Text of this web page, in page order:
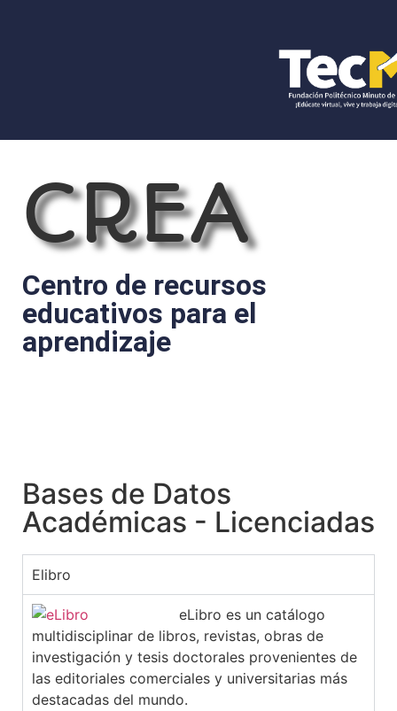
CREA
Centro de recursos
educativos para el
aprendizaje
Bases de Datos
Académicas - Licenciadas
Elibro
eLibro es un catálogo
multidisciplinar de libros, revistas, obras de
investigación y tesis doctorales provenientes de
las editoriales comerciales y universitarias más
destacadas del mundo.